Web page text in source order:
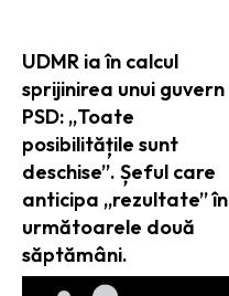
UDMR ia în calcul
sprijinirea unui guvern
PSD: „Toate
posibilitățile sunt
deschise”. Șeful care
anticipa „rezultate” în
următoarele două
săptămâni.